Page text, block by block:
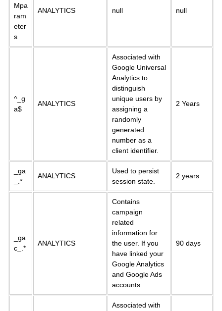
Mpa
ram
eter
s
ANALYTICS null null
^_g
a$
ANALYTICS
Associated with
Google Universal
Analytics to
distinguish
unique users by
assigning a
randomly
generated
number as a
client identifier.
2 Years
_ga
_.*
ANALYTICS
Used to persist
session state.
2 years
_ga
c_.*
ANALYTICS
Contains
campaign
related
information for
the user. If you
have linked your
Google Analytics
and Google Ads
accounts
90 days
Associated with